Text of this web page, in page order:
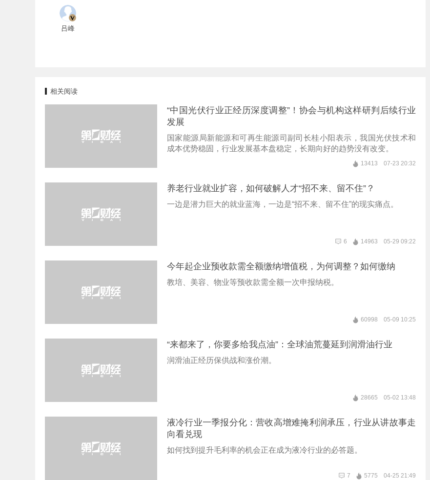
吕峰
相关阅读
“中国光伏行业正经历深度调整”！协会与机构这样研判后续行业
发展
国家能源局新能源和可再生能源司副司长桂小阳表示，我国光伏技术和
成本优势稳固，行业发展基本盘稳定，长期向好的趋势没有改变。
13413 07-23 20:32
养老行业就业扩容，如何破解人才“招不来、留不住”？
一边是潜力巨大的就业蓝海，一边是“招不来、留不住”的现实痛点。
6 14963 05-29 09:22
今年起企业预收款需全额缴纳增值税，为何调整？如何缴纳
教培、美容、物业等预收款需全额一次申报纳税。
60998 05-09 10:25
“来都来了，你要多给我点油”：全球油荒蔓延到润滑油行业
润滑油正经历保供战和涨价潮。
28665 05-02 13:48
液冷行业一季报分化：营收高增难掩利润承压，行业从讲故事走
向看兑现
如何找到提升毛利率的机会正在成为液冷行业的必答题。
7 5775 04-25 21:49